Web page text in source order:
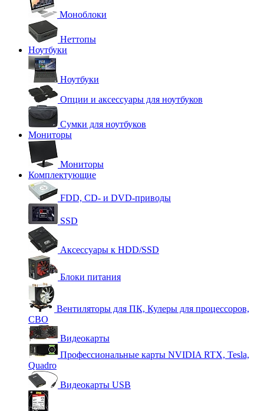
Моноблоки
Неттопы
Ноутбуки
Ноутбуки
Опции и аксессуары для ноутбуков
Сумки для ноутбуков
Мониторы
Мониторы
Комплектующие
FDD, CD- и DVD-приводы
SSD
Аксессуары к HDD/SSD
Блоки питания
Вентиляторы для ПК, Кулеры для процессоров,
СВО
Видеокарты
Профессиональные карты NVIDIA RTX, Tesla,
Quadro
Видеокарты USB